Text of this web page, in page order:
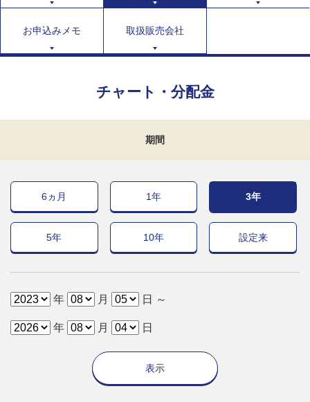
お申込みメモ 取扱販売会社
チャート・分配金
期間
6ヵ月 1年 3年
5年 10年 設定来
年 月 日 ～
年 月 日
表示